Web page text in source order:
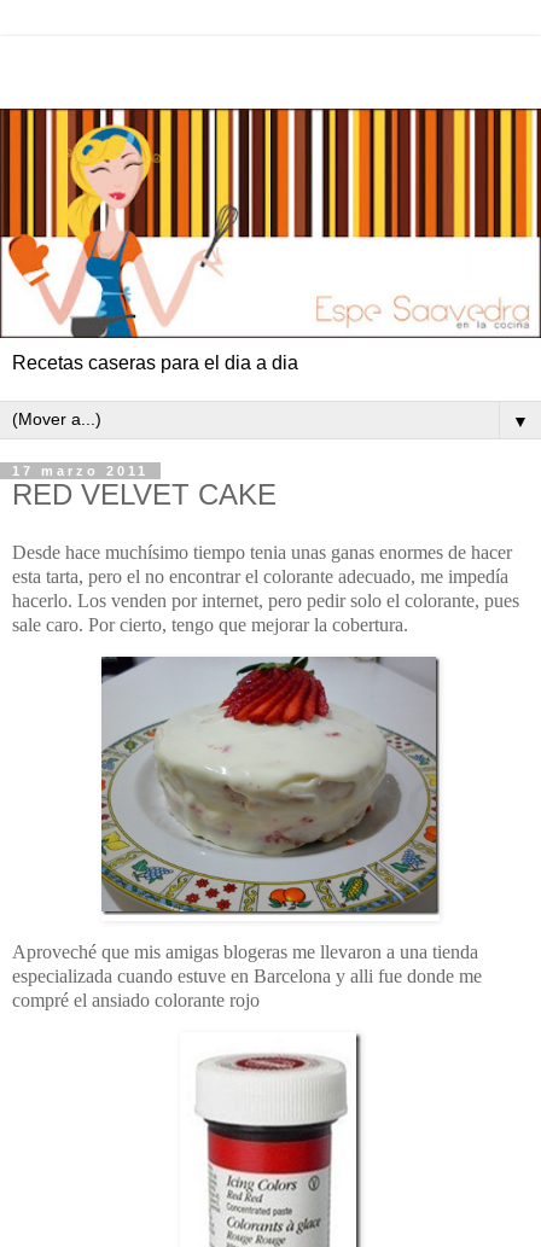
Recetas caseras para el dia a dia
▼
17 marzo 2011
RED VELVET CAKE
Desde hace muchísimo tiempo tenia unas ganas enormes de hacer
esta tarta, pero el no encontrar el colorante adecuado, me impedía
hacerlo. Los venden por internet, pero pedir solo el colorante, pues
sale caro. Por cierto, tengo que mejorar la cobertura.
Aproveché que mis amigas blogeras me llevaron a una tienda
especializada cuando estuve en Barcelona y alli fue donde me
compré el ansiado colorante rojo